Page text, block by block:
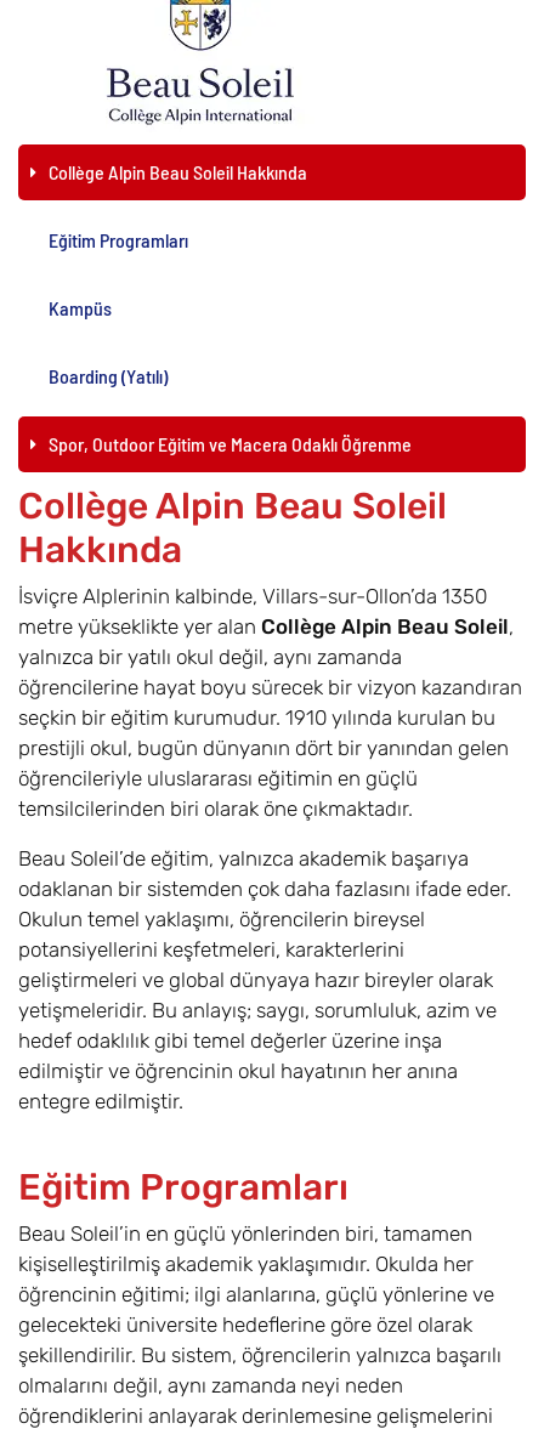
Collège Alpin Beau Soleil Hakkında
Eğitim Programları
Kampüs
Boarding (Yatılı)
Spor, Outdoor Eğitim ve Macera Odaklı Öğrenme
Collège Alpin Beau Soleil
Hakkında
İsviçre Alplerinin kalbinde, Villars-sur-Ollon’da 1350
metre yükseklikte yer alan Collège Alpin Beau Soleil,
yalnızca bir yatılı okul değil, aynı zamanda
öğrencilerine hayat boyu sürecek bir vizyon kazandıran
seçkin bir eğitim kurumudur. 1910 yılında kurulan bu
prestijli okul, bugün dünyanın dört bir yanından gelen
öğrencileriyle uluslararası eğitimin en güçlü
temsilcilerinden biri olarak öne çıkmaktadır.
Beau Soleil’de eğitim, yalnızca akademik başarıya
odaklanan bir sistemden çok daha fazlasını ifade eder.
Okulun temel yaklaşımı, öğrencilerin bireysel
potansiyellerini keşfetmeleri, karakterlerini
geliştirmeleri ve global dünyaya hazır bireyler olarak
yetişmeleridir. Bu anlayış; saygı, sorumluluk, azim ve
hedef odaklılık gibi temel değerler üzerine inşa
edilmiştir ve öğrencinin okul hayatının her anına
entegre edilmiştir.
Eğitim Programları
Beau Soleil’in en güçlü yönlerinden biri, tamamen
kişiselleştirilmiş akademik yaklaşımıdır. Okulda her
öğrencinin eğitimi; ilgi alanlarına, güçlü yönlerine ve
gelecekteki üniversite hedeflerine göre özel olarak
şekillendirilir. Bu sistem, öğrencilerin yalnızca başarılı
olmalarını değil, aynı zamanda neyi neden
öğrendiklerini anlayarak derinlemesine gelişmelerini